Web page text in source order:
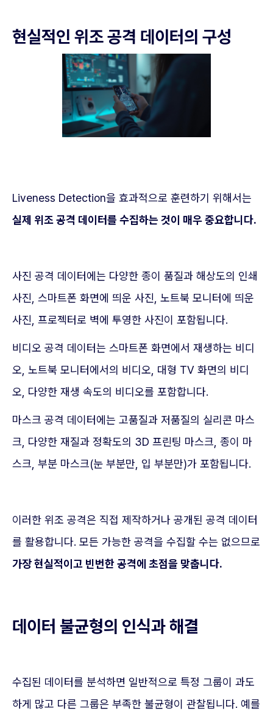
현실적인 위조 공격 데이터의 구성
Liveness Detection을 효과적으로 훈련하기 위해서는
실제 위조 공격 데이터를 수집하는 것이 매우 중요합니다.
사진 공격 데이터에는 다양한 종이 품질과 해상도의 인쇄
사진, 스마트폰 화면에 띄운 사진, 노트북 모니터에 띄운
사진, 프로젝터로 벽에 투영한 사진이 포함됩니다.
비디오 공격 데이터는 스마트폰 화면에서 재생하는 비디
오, 노트북 모니터에서의 비디오, 대형 TV 화면의 비디
오, 다양한 재생 속도의 비디오를 포함합니다.
마스크 공격 데이터에는 고품질과 저품질의 실리콘 마스
크, 다양한 재질과 정확도의 3D 프린팅 마스크, 종이 마
스크, 부분 마스크(눈 부분만, 입 부분만)가 포함됩니다.
이러한 위조 공격은 직접 제작하거나 공개된 공격 데이터
를 활용합니다. 모든 가능한 공격을 수집할 수는 없으므로
가장 현실적이고 빈번한 공격에 초점을 맞춥니다.
데이터 불균형의 인식과 해결
수집된 데이터를 분석하면 일반적으로 특정 그룹이 과도
하게 많고 다른 그룹은 부족한 불균형이 관찰됩니다. 예를